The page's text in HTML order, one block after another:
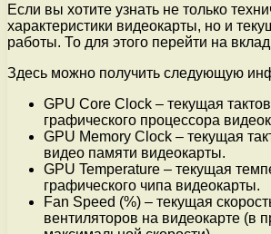
Если вы хотите узнать не только
характеристики видеокарты, но и
работы. То для этого перейти на
Здесь можно получить следующую
GPU Core Clock – текущая
графического процессора
GPU Memory Clock – текущая
видео памяти видеокарты.
GPU Temperature – текущая
графического чипа видеокарты.
Fan Speed (%) – текущая
вентиляторов на видеокарте (в